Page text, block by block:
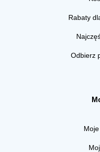
Rabaty
Odbierz